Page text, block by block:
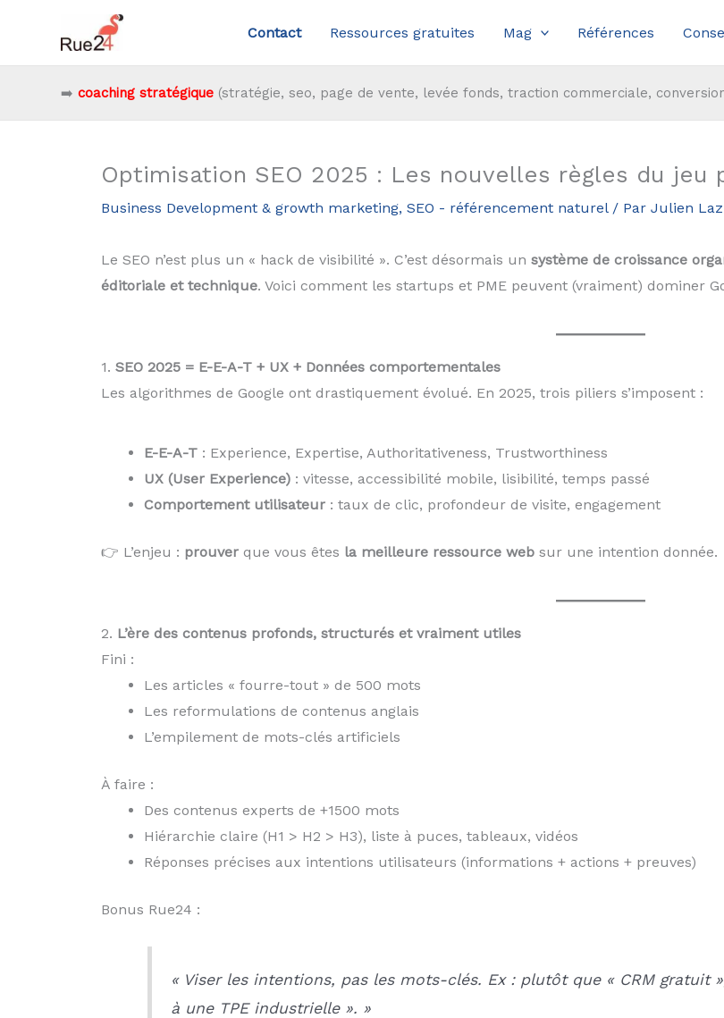
contenu
Contact Ressources gratuites Mag Références
➡️ coaching stratégique(stratégie, seo, page de vente, levée fonds, traction commerciale,
Optimisation SEO 2025 : Les nouvelles règles du
Business Development & growth marketing, SEO - référencement naturel/ Par Julien
Le SEO n’est plus un « hack de visibilité ». C’est désormais un système de croissance
éditoriale et technique. Voici comment les startups et PME peuvent (vraiment) dominer
1. SEO 2025 = E-E-A-T + UX + Données comportementales
Les algorithmes de Google ont drastiquement évolué. En 2025, trois piliers s’imposent :
E-E-A-T: Experience, Expertise, Authoritativeness, Trustworthiness
UX (User Experience): vitesse, accessibilité mobile, lisibilité, temps passé
Comportement utilisateur: taux de clic, profondeur de visite, engagement
👉 L’enjeu : prouverque vous êtes la meilleure ressource websur une intention donnée.
2. L’ère des contenus profonds, structurés et vraiment utiles
Fini :
Les articles « fourre-tout » de 500 mots
Les reformulations de contenus anglais
L’empilement de mots-clés artificiels
À faire :
Des contenus experts de +1500 mots
Hiérarchie claire (H1 > H2 > H3), liste à puces, tableaux, vidéos
Réponses précises aux intentions utilisateurs (informations + actions + preuves)
Bonus Rue24 :
« Viser les intentions, pas les mots-clés. Ex : plutôt que « CRM gratuit
à une TPE industrielle ». »